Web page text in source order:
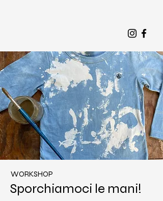
WORKSHOP
Sporchiamoci le mani!